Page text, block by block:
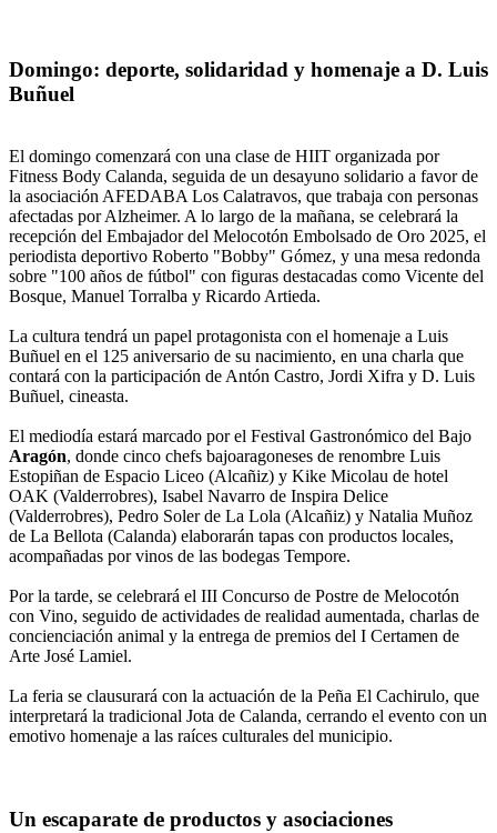
Domingo: deporte, solidaridad y homenaje a D. Luis
Buñuel
El domingo comenzará con una clase de HIIT organizada por
Fitness Body Calanda, seguida de un desayuno solidario a favor de
la asociación AFEDABA Los Calatravos, que trabaja con personas
afectadas por Alzheimer. A lo largo de la mañana, se celebrará la
recepción del Embajador del Melocotón Embolsado de Oro 2025, el
periodista deportivo Roberto "Bobby" Gómez, y una mesa redonda
sobre "100 años de fútbol" con figuras destacadas como Vicente del
Bosque, Manuel Torralba y Ricardo Artieda.
La cultura tendrá un papel protagonista con el homenaje a Luis
Buñuel en el 125 aniversario de su nacimiento, en una charla que
contará con la participación de Antón Castro, Jordi Xifra y D. Luis
Buñuel, cineasta.
El mediodía estará marcado por el Festival Gastronómico del Bajo
Aragón, donde cinco chefs bajoaragoneses de renombre Luis
Estopiñan de Espacio Liceo (Alcañiz) y Kike Micolau de hotel
OAK (Valderrobres), Isabel Navarro de Inspira Delice
(Valderrobres), Pedro Soler de La Lola (Alcañiz) y Natalia Muñoz
de La Bellota (Calanda) elaborarán tapas con productos locales,
acompañadas por vinos de las bodegas Tempore.
Por la tarde, se celebrará el III Concurso de Postre de Melocotón
con Vino, seguido de actividades de realidad aumentada, charlas de
concienciación animal y la entrega de premios del I Certamen de
Arte José Lamiel.
La feria se clausurará con la actuación de la Peña El Cachirulo, que
interpretará la tradicional Jota de Calanda, cerrando el evento con un
emotivo homenaje a las raíces culturales del municipio.
Un escaparate de productos y asociaciones